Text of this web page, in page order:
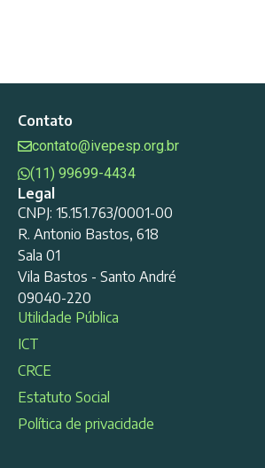
Contato
contato@ivepesp.org.br
(11) 99699-4434
Legal
CNPJ: 15.151.763/0001-00
R. Antonio Bastos, 618
Sala 01
Vila Bastos - Santo André
09040-220
Utilidade Pública
ICT
CRCE
Estatuto Social
Política de privacidade